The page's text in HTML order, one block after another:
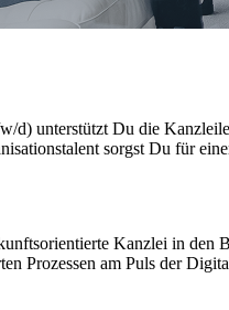
d) unterstützt Du die
sorgst Du für
Kanzlei in
Prozessen am Puls der